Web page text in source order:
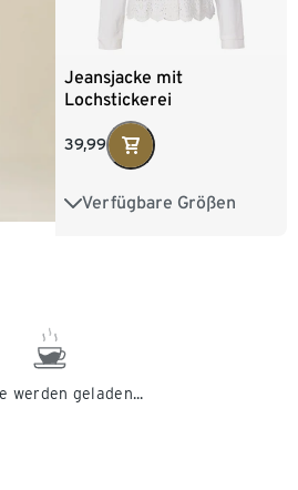
Jeansjacke mit
Lochstickerei
39,99
Verfügbare Größen
36 38 40 42
werden geladen...